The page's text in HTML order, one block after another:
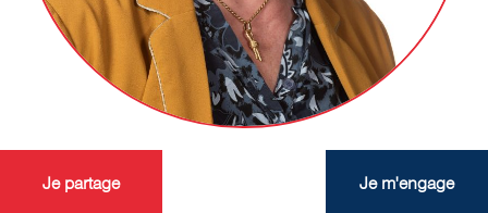
Je partage Je m'engage